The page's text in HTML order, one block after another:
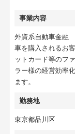
事業内容
外資系自動車金融
車を購入されるお
ットカード等のフ
ラー様の経営効率
ます。
勤務地
東京都品川区